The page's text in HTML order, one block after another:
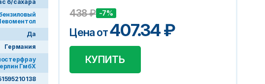
б/сахара
Да
Германия
ГмбХ
438₽ -7%
Цена от407.34₽
КУПИТЬ